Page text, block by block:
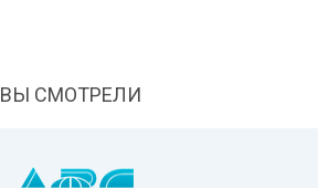
ВЫ СМОТРЕЛИ